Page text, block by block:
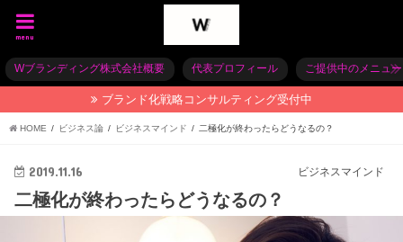
menu
Wブランディング株式会社概要 代表プロフィール ご提供中のメニュー
ブランド化戦略コンサルティング受付中
HOME ビジネス論 ビジネスマインド 二極化が終わったらどうなるの？
ビジネスマインド
2019.11.16
二極化が終わったらどうなるの？